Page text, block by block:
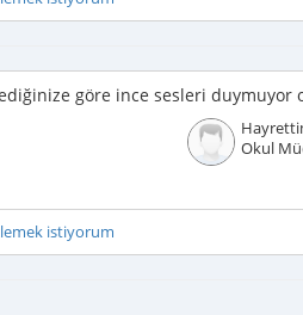
göre ince sesleri duymuyor
Okul
istiyorum